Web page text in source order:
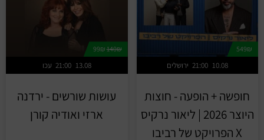
549₪
ירושלים 21:00 10.08
חופשה + הופעה - חוצות
היוצר 2026 | ליאור נרקיס
X הפרויקט של רביבו
140₪
99₪
עכו 21:00 13.08
עושות שורשים - ירדנה
ארזי ואודיה קורן